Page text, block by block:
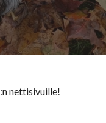
:n nettisivuille!